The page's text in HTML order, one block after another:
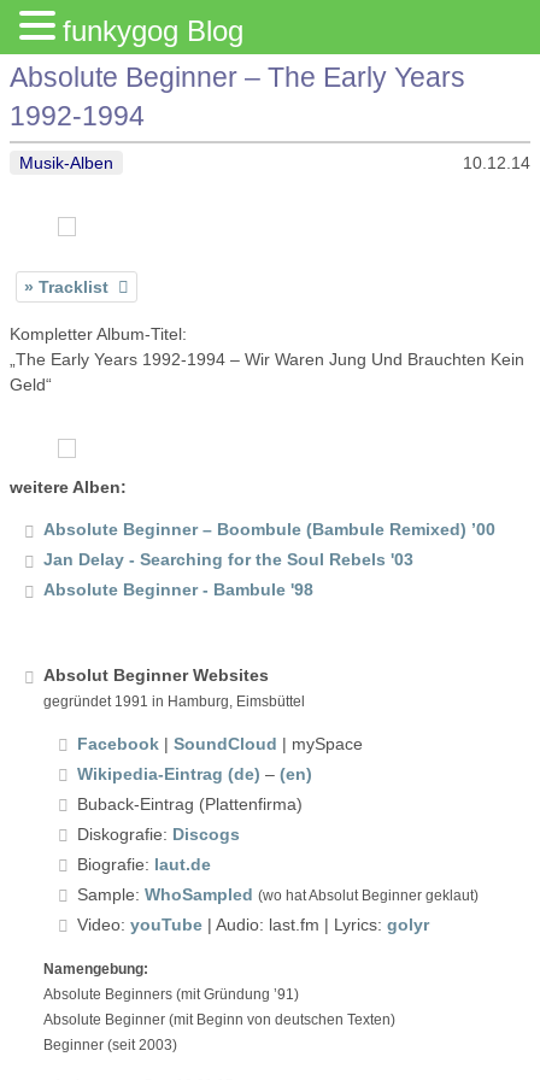
Absolute Beginner – The Early Years
1992-1994
Musik-Alben 10.12.14
Tracklist
Kompletter Album-Titel:
„The Early Years 1992-1994 – Wir Waren Jung Und Brauchten Kein
Geld“
weitere Alben:
Absolute Beginner – Boombule (Bambule Remixed) ’00
Jan Delay - Searching for the Soul Rebels '03
Absolute Beginner - Bambule '98
Absolut Beginner Websites
gegründet 1991 in Hamburg, Eimsbüttel
Facebook | SoundCloud | mySpace
Wikipedia-Eintrag (de) – (en)
Buback-Eintrag (Plattenfirma)
Diskografie: Discogs
Biografie: laut.de
Sample: WhoSampled (wo hat Absolut Beginner geklaut)
Video: youTube | Audio: last.fm | Lyrics: golyr
Namengebung:
Absolute Beginners (mit Gründung ’91)
Absolute Beginner (mit Beginn von deutschen Texten)
Beginner (seit 2003)
funkygog Blog